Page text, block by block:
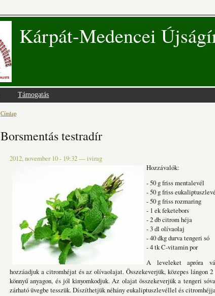
Kárpát-Medencei
Támogatás
Jelenlegi hely
Címlap
Borsmentás testradír
2012, november 10 - 19:32—ivirag
Hozzávalók:
- 50 g friss mentalevél
- 50 g friss
- 50 g friss rozmaring
- 1 ek feketebors
- 2 db citrom héja
- 3 dl olívaolaj
- 40 dkg durva tengeri só
- 4 tk C-vitamin por
A leveleket apróra
hozzáadjuk a citromhéjat és az olívaolajat. Összekeverjük, közepes lángon
könnyű anyagon, és jól kinyomkodjuk. Az olajat összekeverjük a tengeri
zárható üvegbe tesszük. Díszíthetjük néhány eukaliptuszlevéllel és